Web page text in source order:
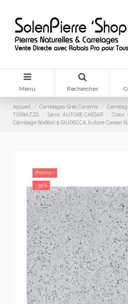
Menu Rechercher
Accueil Carrelages Grès Cérame
TERRAZZO
Série: AUTORE CAESAR
Color:
Carrelage 60x60x0.9 GIUDECCA Autore Caesar
Promo !
-35%